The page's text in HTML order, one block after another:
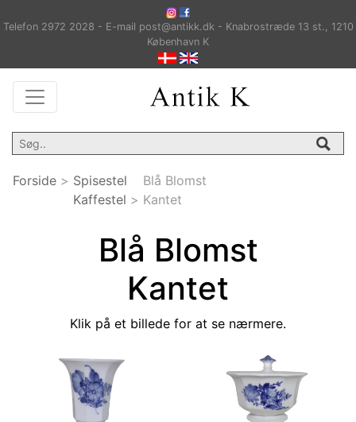
Telefon 2972 2028 - E-mail post@antikk.dk - Knabrostræde 13 st., 1210
København K
Forside > Spisestel
Kaffestel >
Blå Blomst
Kantet
Blå Blomst
Kantet
Klik på et billede for at se nærmere.